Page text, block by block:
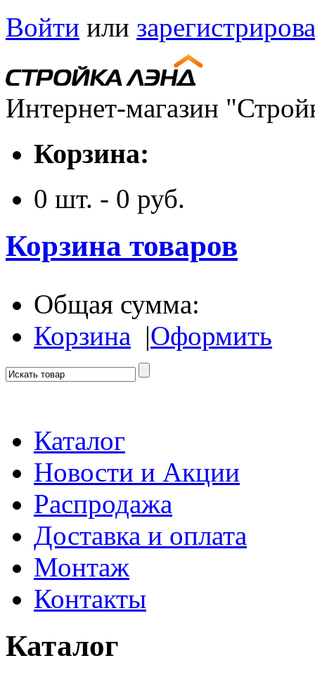
Войти или
Интернет-магазин
Корзина:
0 шт. - 0 руб.
Корзина товаров
Общая сумма:
Корзина |Оформить
Каталог
Новости и Акции
Распродажа
Доставка и оплата
Монтаж
Контакты
Каталог